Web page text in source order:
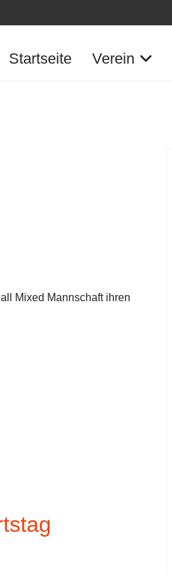
Startseite Verein
Mixed Mannschaft ihren